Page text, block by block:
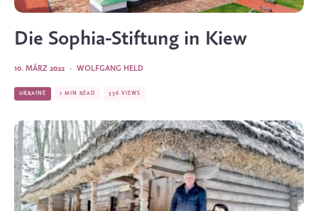
Die Sophia-Stiftung in Kiew
WOLFGANG HELD
·
10. MÄRZ 2022
UKRAINE 1 MIN READ 336 VIEWS